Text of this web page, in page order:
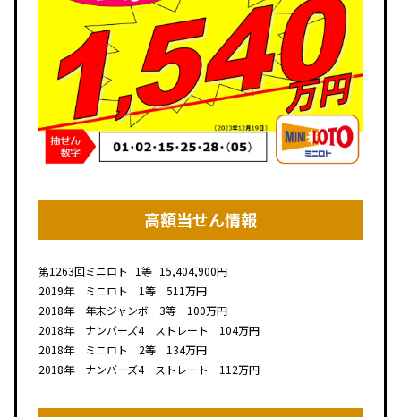
高額当せん情報
第1263回ミニロト 1等 15,404,900円
2019年 ミニロト 1等 511万円
2018年 年末ジャンボ 3等 100万円
2018年 ナンバーズ4 ストレート 104万円
2018年 ミニロト 2等 134万円
2018年 ナンバーズ4 ストレート 112万円